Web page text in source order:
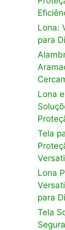
Lona:
para
Lona
Tela
Lona
para
Tela